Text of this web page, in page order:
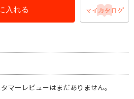
入れる
マーレビューはまだありません。